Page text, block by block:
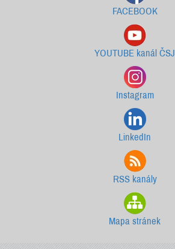
FACEBOOK
YOUTUBE kanál ČSJ
Instagram
LinkedIn
RSS kanály
Mapa stránek